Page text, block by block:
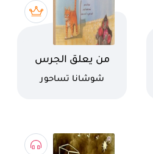
اسم الكتاب
من يعلق الجرس
كاتب
شوشانا تساحور